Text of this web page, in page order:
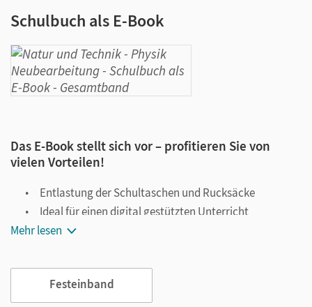
Schulbuch als E-Book
Das E-Book stellt sich vor – profitieren Sie von
vielen Vorteilen!
Entlastung der Schultaschen und Rucksäcke
Ideal für einen digital gestützten Unterricht
Notiz- und Markierungsmöglichkeit
Viele digitale Funktionen unterstützen das Lehren und
Lernen:
Mehr lesen
Festeinband